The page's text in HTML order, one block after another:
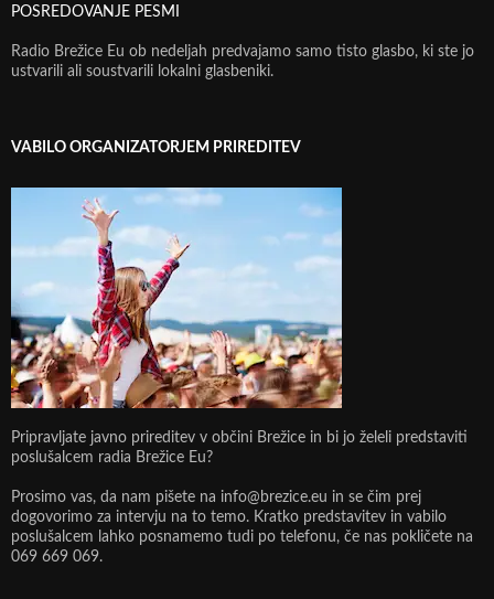
POSREDOVANJE PESMI
Radio Brežice Eu ob nedeljah predvajamo samo tisto glasbo, ki ste jo
ustvarili ali soustvarili lokalni glasbeniki.
VABILO ORGANIZATORJEM PRIREDITEV
Pripravljate javno prireditev v občini Brežice in bi jo želeli predstaviti
poslušalcem radia Brežice Eu?
Prosimo vas, da nam pišete na info@brezice.eu in se čim prej
dogovorimo za intervju na to temo. Kratko predstavitev in vabilo
poslušalcem lahko posnamemo tudi po telefonu, če nas pokličete na
069 669 069.